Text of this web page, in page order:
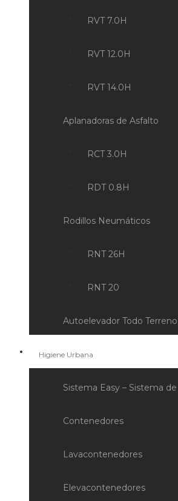
RVT 7.0H
RVT 12.0H
RVT 14.0H
Aplanadoras de Asfalto
RCT 3.0H
RDT 0.8H
Rodillos Neumáticos
RNT 26H
RNT 20
Autoelevador Todo
Higiene Urbana
Sistema Easy – Sistema
Contenedores
Lavacontenedores
Elevacontenedores